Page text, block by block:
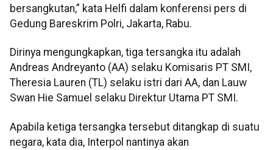
bersangkutan,” kata Helfi dalam konferensi pers di
Gedung Bareskrim Polri, Jakarta, Rabu.
Dirinya mengungkapkan, tiga tersangka itu adalah
Andreas Andreyanto (AA) selaku Komisaris PT SMI,
Theresia Lauren (TL) selaku istri dari AA, dan Lauw
Swan Hie Samuel selaku Direktur Utama PT SMI.
Apabila ketiga tersangka tersebut ditangkap di suatu
negara, kata dia, Interpol nantinya akan